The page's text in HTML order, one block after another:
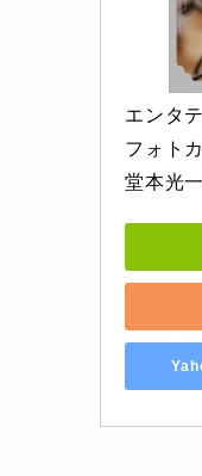
エンタ
フォト
堂本光